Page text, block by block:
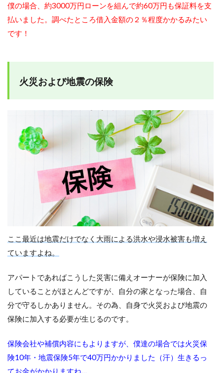
僕の場合、約3000万円ローンを組んで約60万円も保証料を支
払いました。調べたところ借入金額の２％程度かかるみたい
です！
火災および地震の保険
ここ最近は地震だけでなく大雨による洪水や浸水被害も増え
ていますよね。
アパートであればこうした災害に備えオーナーが保険に加入
していることがほとんどですが、自分の家となった場合、自
分で守るしかありません。その為、自身で火災および地震の
保険に加入する必要が生じるのです。
保険会社や補償内容にもよりますが、僕達の場合では火災保
険10年・地震保険5年で40万円かかりました（汗）生きるっ
てお金がかかりますね…